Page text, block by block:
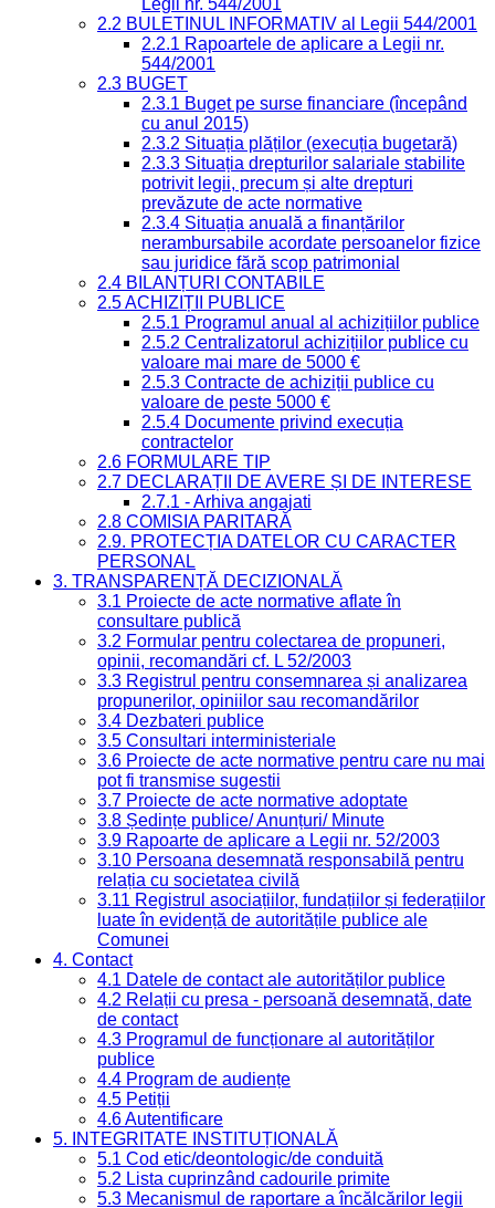
Legii nr. 544/2001
2.2 BULETINUL INFORMATIV al Legii 544/2001
2.2.1 Rapoartele de aplicare a Legii nr.
544/2001
2.3 BUGET
2.3.1 Buget pe surse financiare (începând
cu anul 2015)
2.3.2 Situația plăților (execuția bugetară)
2.3.3 Situația drepturilor salariale stabilite
potrivit legii, precum și alte drepturi
prevăzute de acte normative
2.3.4 Situația anuală a finanțărilor
nerambursabile acordate persoanelor fizice
sau juridice fără scop patrimonial
2.4 BILANȚURI CONTABILE
2.5 ACHIZIȚII PUBLICE
2.5.1 Programul anual al achizițiilor publice
2.5.2 Centralizatorul achizițiilor publice cu
valoare mai mare de 5000 €
2.5.3 Contracte de achiziții publice cu
valoare de peste 5000 €
2.5.4 Documente privind execuția
contractelor
2.6 FORMULARE TIP
2.7 DECLARAȚII DE AVERE ȘI DE INTERESE
2.7.1 - Arhiva angajati
2.8 COMISIA PARITARĂ
2.9. PROTECȚIA DATELOR CU CARACTER
PERSONAL
3. TRANSPARENȚĂ DECIZIONALĂ
3.1 Proiecte de acte normative aflate în
consultare publică
3.2 Formular pentru colectarea de propuneri,
opinii, recomandări cf. L 52/2003
3.3 Registrul pentru consemnarea și analizarea
propunerilor, opiniilor sau recomandărilor
3.4 Dezbateri publice
3.5 Consultari interministeriale
3.6 Proiecte de acte normative pentru care nu mai
pot fi transmise sugestii
3.7 Proiecte de acte normative adoptate
3.8 Ședințe publice/ Anunțuri/ Minute
3.9 Rapoarte de aplicare a Legii nr. 52/2003
3.10 Persoana desemnată responsabilă pentru
relația cu societatea civilă
3.11 Registrul asociațiilor, fundațiilor și federațiilor
luate în evidență de autoritățile publice ale
Comunei
4. Contact
4.1 Datele de contact ale autorităților publice
4.2 Relații cu presa - persoană desemnată, date
de contact
4.3 Programul de funcționare al autorităților
publice
4.4 Program de audiențe
4.5 Petiții
4.6 Autentificare
5. INTEGRITATE INSTITUȚIONALĂ
5.1 Cod etic/deontologic/de conduită
5.2 Lista cuprinzând cadourile primite
5.3 Mecanismul de raportare a încălcărilor legii